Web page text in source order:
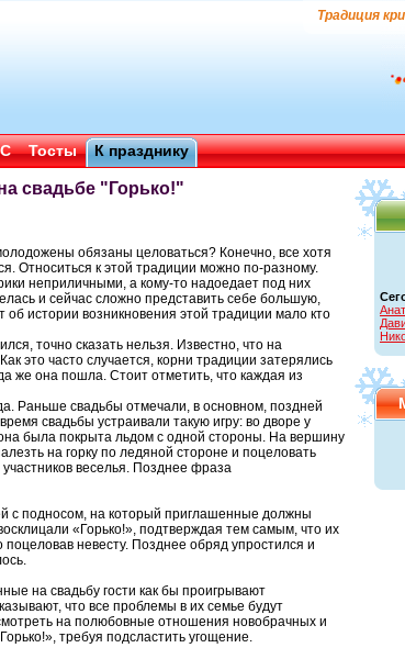
Традиция
Тосты К празднику
свадьбе "Горько!"
обязаны целоваться? Конечно, все хотя
Относиться к этой традиции можно по-разному.
неприличными, а кому-то надоедает под них
и сейчас сложно представить себе большую,
об истории возникновения этой традиции мало кто
точно сказать нельзя. Известно, что на
это часто случается, корни традиции затерялись
же она пошла. Стоит отметить, что каждая из
Раньше свадьбы отмечали, в основном, поздней
свадьбы устраивали такую игру: во дворе у
была покрыта льдом с одной стороны. На вершину
на горку по ледяной стороне и поцеловать
веселья. Позднее фраза
с подносом, на который приглашенные должны
«Горько!», подтверждая тем самым, что их
невесту. Позднее обряд упростился и
на свадьбу гости как бы проигрывают
что все проблемы в их семье будут
на полюбовные отношения новобрачных и
требуя подсластить угощение.